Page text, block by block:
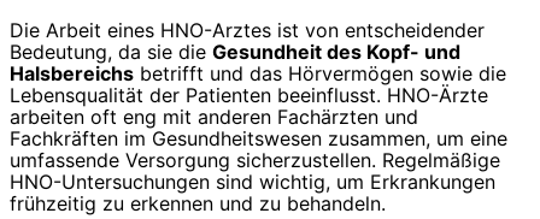
Die Arbeit eines HNO-Arztes ist von entscheidender
Bedeutung, da sie die Gesundheit des Kopf- und
Halsbereichs betrifft und das Hörvermögen sowie die
Lebensqualität der Patienten beeinflusst. HNO-Ärzte
arbeiten oft eng mit anderen Fachärzten und
Fachkräften im Gesundheitswesen zusammen, um eine
umfassende Versorgung sicherzustellen. Regelmäßige
HNO-Untersuchungen sind wichtig, um Erkrankungen
frühzeitig zu erkennen und zu behandeln.